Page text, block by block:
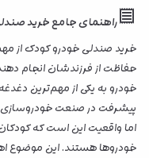
راهنمای جامع خرید
خرید صندلی خودرو کودک از
حفاظت از فرزندشان انجام
خودرو به یکی از مهم‌ترین
پیشرفت در صنعت خودروسازی
اما واقعیت این است که
خودروها هستند. این موضوع